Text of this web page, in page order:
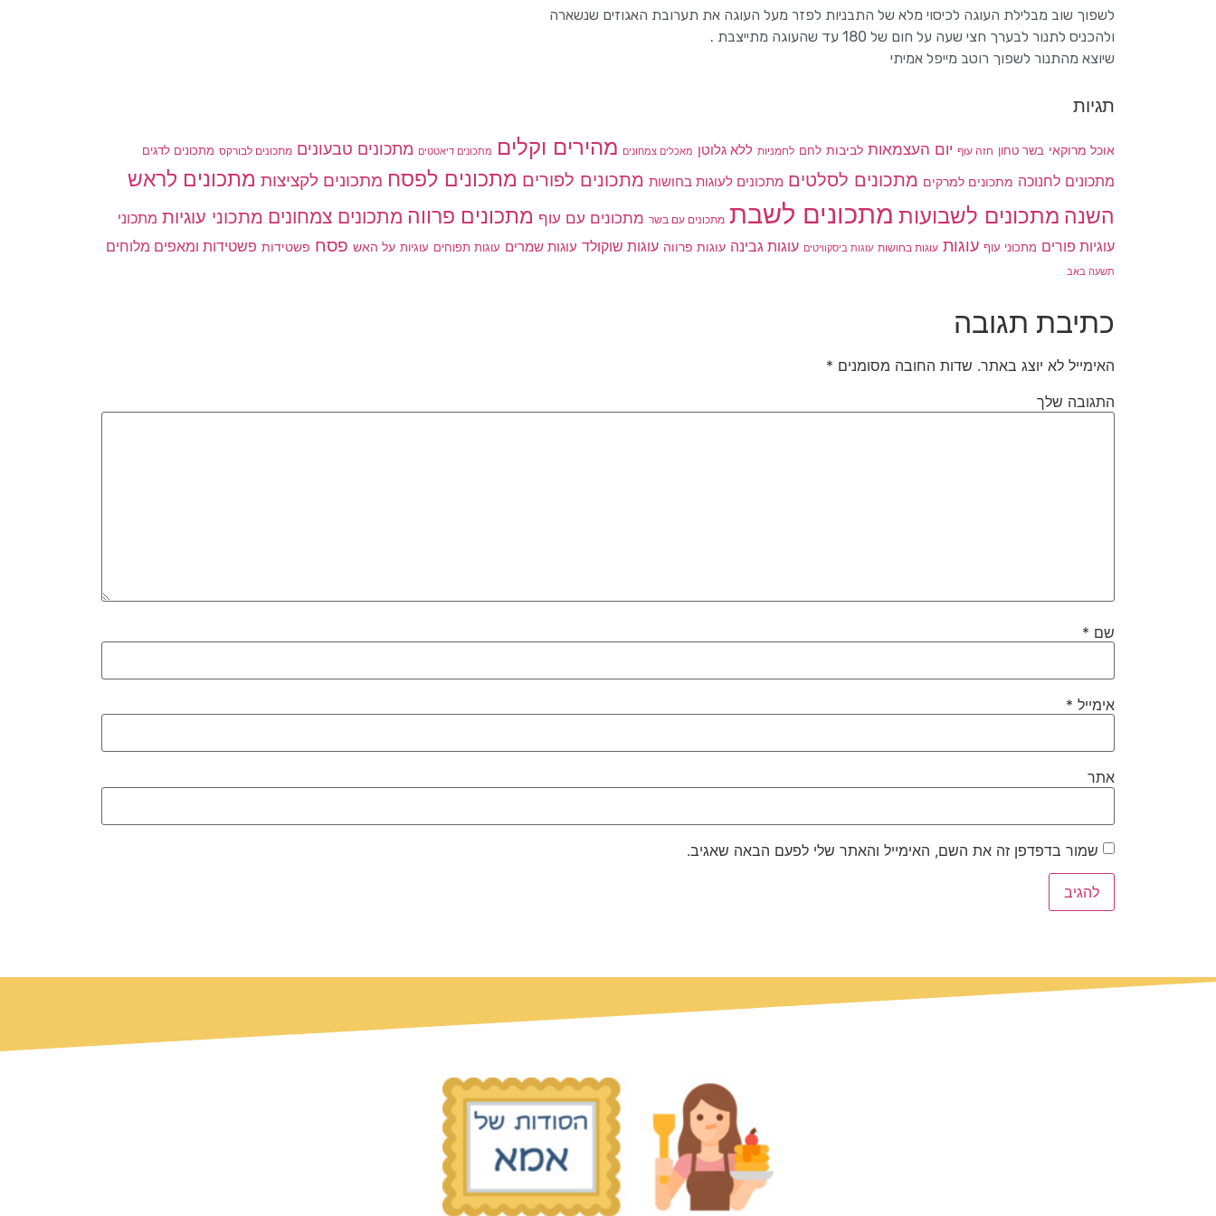
לשפוך שוב מבלילת העוגה לכיסוי מלא של התבניות לפזר מעל העוגה את תערובת האגוזים שנשארה
ולהכניס לתנור לבערך חצי שעה על חום של 180 עד שהעוגה מתייצבת .
שיוצא מהתנור לשפוך רוטב מייפל אמיתי
תגיות
אוכל מרוקאי בשר טחון חזה עוף יום העצמאות לביבות לחם לחמניות ללא גלוטן מאכלים צמחונים מהירים וקלים מתכונים דיאטטים מתכונים טבעונים מתכונים לבורקס מתכונים לדגים
מתכונים לחנוכה מתכונים למרקים מתכונים לסלטים מתכונים לעוגות בחושות מתכונים לפורים מתכונים לפסח מתכונים לקציצות מתכונים לראש
השנה מתכונים לשבועות מתכונים לשבת מתכונים עם בשר מתכונים עם עוף מתכונים פרווה מתכונים צמחונים מתכוני עוגיות מתכוני
עוגיות פורים מתכוני עוף עוגות עוגות בחושות עוגות ביסקוויטים עוגות גבינה עוגות פרווה עוגות שוקולד עוגות שמרים עוגות תפוחים עוגיות על האש פסח פשטידות פשטידות ומאפים מלוחים
תשעה באב
כתיבת תגובה
האימייל לא יוצג באתר. שדות החובה מסומנים *
התגובה שלך
שם *
אימייל *
אתר
שמור בדפדפן זה את השם, האימייל והאתר שלי לפעם הבאה שאגיב.